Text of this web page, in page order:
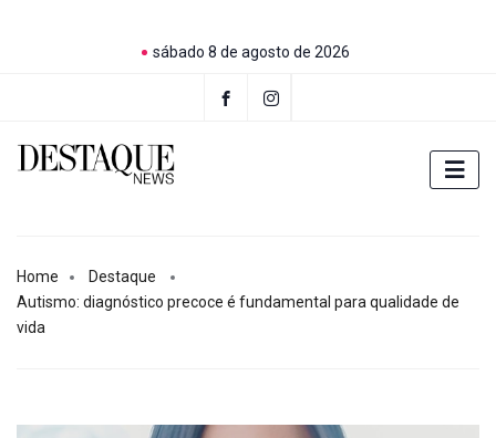
sábado 8 de agosto de 2026
Home
Destaque
Autismo: diagnóstico precoce é fundamental para qualidade de
vida